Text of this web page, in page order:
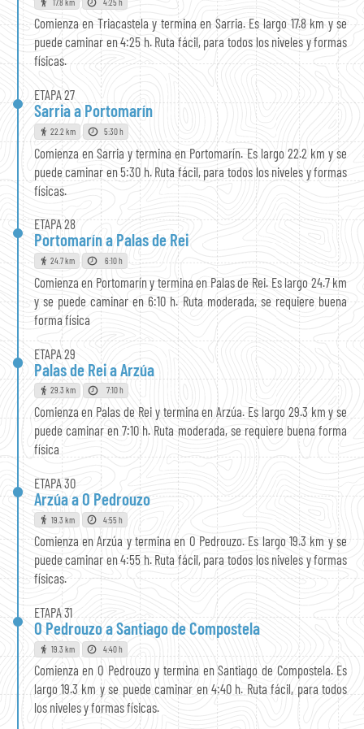
Comienza en Triacastela y termina en Sarria. Es largo 17.8 km y se
puede caminar en 4:25 h. Ruta fácil, para todos los niveles y formas
físicas.
ETAPA 27
Sarria a Portomarín
22.2 km 5:30 h
Comienza en Sarria y termina en Portomarín. Es largo 22.2 km y se
puede caminar en 5:30 h. Ruta fácil, para todos los niveles y formas
físicas.
ETAPA 28
Portomarín a Palas de Rei
24.7 km 6:10 h
Comienza en Portomarín y termina en Palas de Rei. Es largo 24.7 km
y se puede caminar en 6:10 h. Ruta moderada, se requiere buena
forma física
ETAPA 29
Palas de Rei a Arzúa
29.3 km 7:10 h
Comienza en Palas de Rei y termina en Arzúa. Es largo 29.3 km y se
puede caminar en 7:10 h. Ruta moderada, se requiere buena forma
física
ETAPA 30
Arzúa a O Pedrouzo
19.3 km 4:55 h
Comienza en Arzúa y termina en O Pedrouzo. Es largo 19.3 km y se
puede caminar en 4:55 h. Ruta fácil, para todos los niveles y formas
físicas.
ETAPA 31
O Pedrouzo a Santiago de Compostela
19.3 km 4:40 h
Comienza en O Pedrouzo y termina en Santiago de Compostela. Es
largo 19.3 km y se puede caminar en 4:40 h. Ruta fácil, para todos
los niveles y formas físicas.